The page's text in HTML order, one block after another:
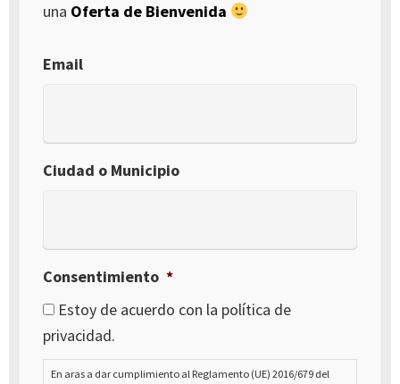
una Oferta de Bienvenida
Email
Ciudad o Municipio
Consentimiento *
Estoy de acuerdo con la política de
privacidad.
En aras a dar cumplimiento al Reglamento (UE) 2016/679 del